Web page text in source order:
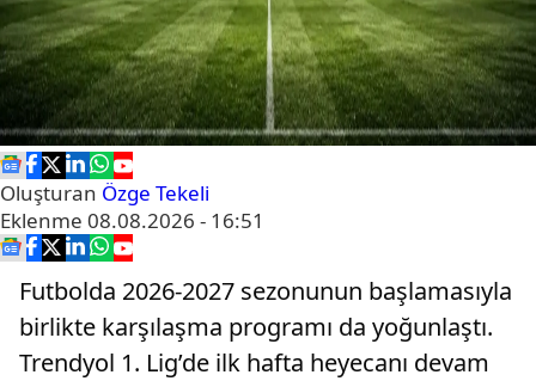
Oluşturan Özge Tekeli
Eklenme 08.08.2026 - 16:51
Futbolda 2026-2027 sezonunun başlamasıyla
birlikte karşılaşma programı da yoğunlaştı.
Trendyol 1. Lig’de ilk hafta heyecanı devam